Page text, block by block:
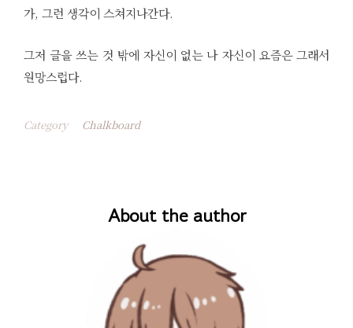
가, 그런 생각이 스쳐지나간다.
그저 글을 쓰는 것 밖에 자신이 없는 나 자신이 요즘은 그래서
원망스럽다.
Category Chalkboard
About the author